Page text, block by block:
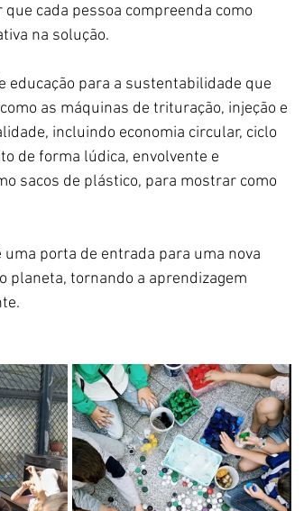
cada pessoa compreenda como
na solução.
educação para a sustentabilidade que
as máquinas de trituração, injeção e
incluindo economia circular, ciclo
de forma lúdica, envolvente e
sacos de plástico, para mostrar como
porta de entrada para uma nova
planeta, tornando a aprendizagem